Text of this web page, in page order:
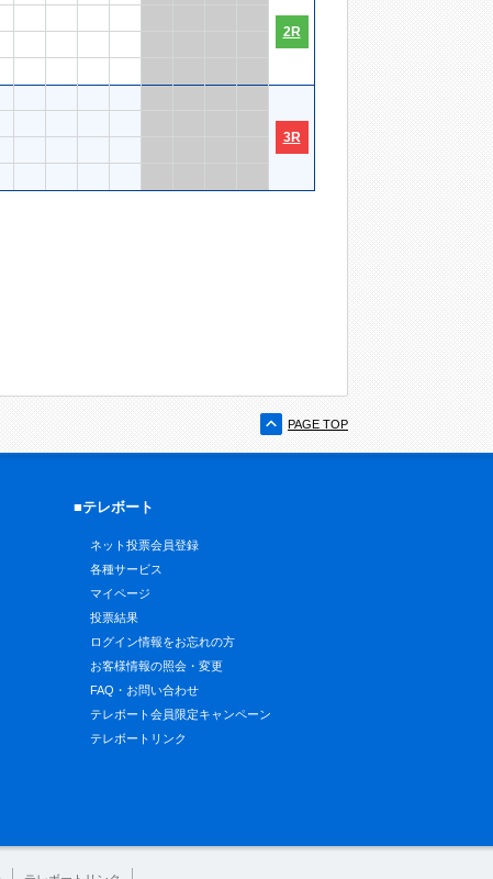
2R
3R
PAGE TOP
■テレボート
ネット投票会員登録
各種サービス
マイページ
投票結果
ログイン情報をお忘れの方
お客様情報の照会・変更
FAQ・お問い合わせ
テレボート会員限定キャンペーン
テレボートリンク